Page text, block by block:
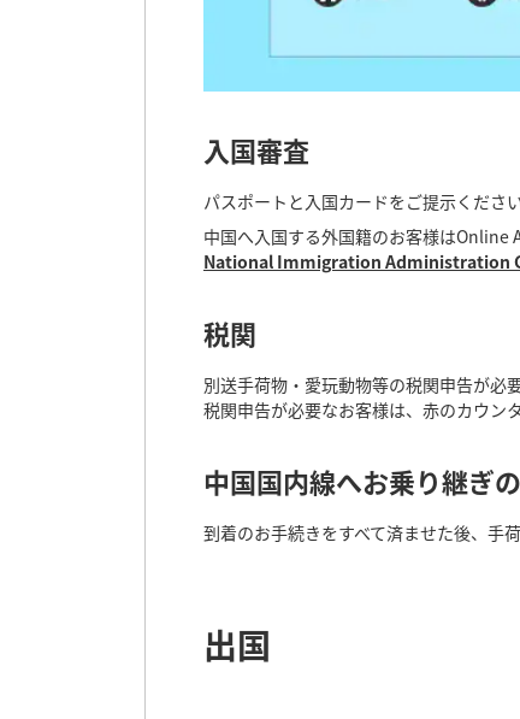
入国審査
パスポートと入国カードをご提示ください
中国へ入国する外国籍のお客様はOnline
National Immigration Administration
税関
別送手荷物・愛玩動物等の税関申告が必
税関申告が必要なお客様は、赤のカウン
中国国内線へお乗り継ぎ
到着のお手続きをすべて済ませた後、手
出国